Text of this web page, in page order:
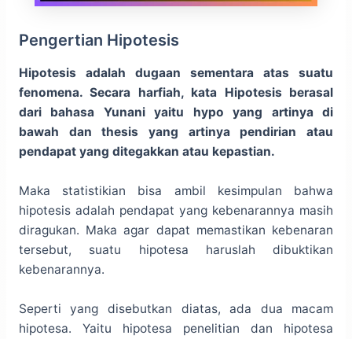
Pengertian Hipotesis
Hipotesis adalah dugaan sementara atas suatu
fenomena. Secara harfiah, kata Hipotesis berasal
dari bahasa Yunani yaitu hypo yang artinya di
bawah dan thesis yang artinya pendirian atau
pendapat yang ditegakkan atau kepastian.
Maka statistikian bisa ambil kesimpulan bahwa
hipotesis adalah pendapat yang kebenarannya masih
diragukan. Maka agar dapat memastikan kebenaran
tersebut, suatu hipotesa haruslah dibuktikan
kebenarannya.
Seperti yang disebutkan diatas, ada dua macam
hipotesa. Yaitu hipotesa penelitian dan hipotesa